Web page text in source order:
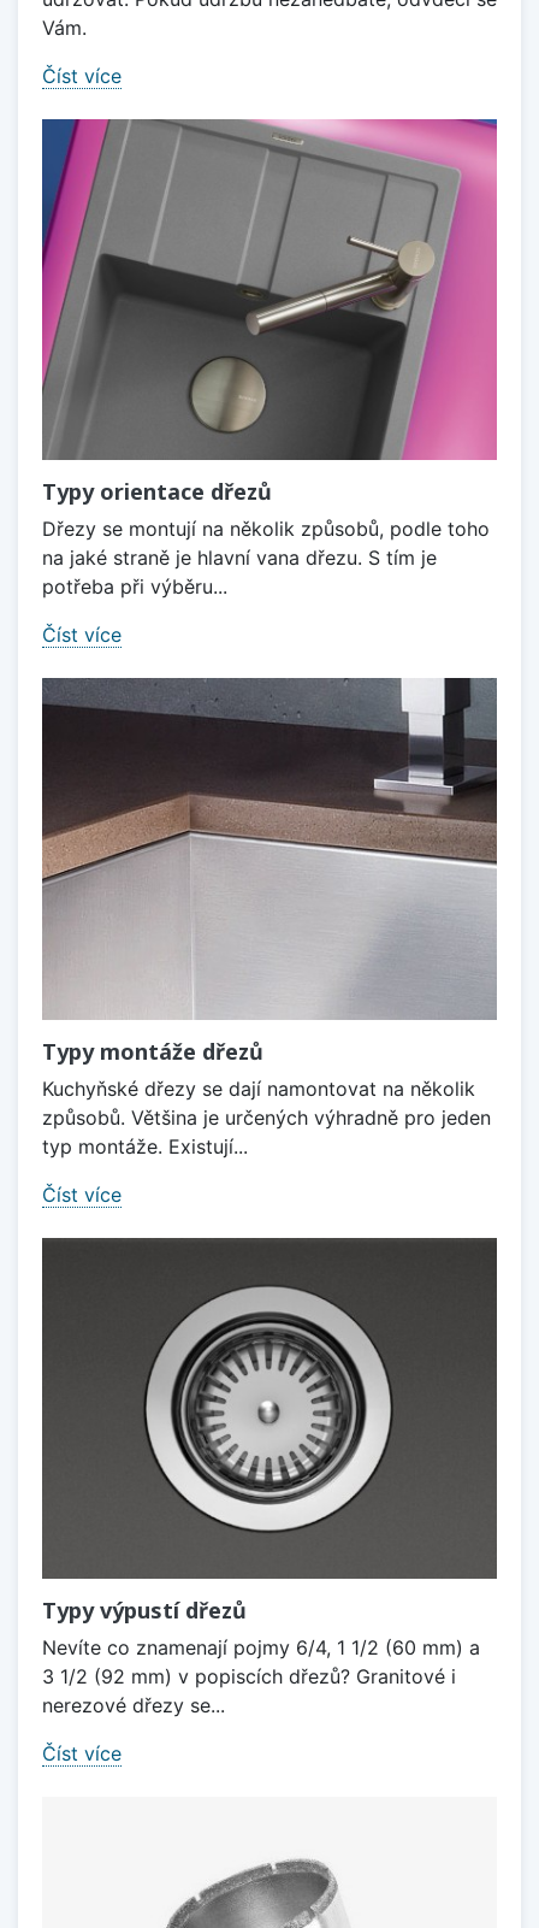
Vám.
Číst více
Typy orientace dřezů
Dřezy se montují na několik způsobů, podle toho
na jaké straně je hlavní vana dřezu. S tím je
potřeba při výběru...
Číst více
Typy montáže dřezů
Kuchyňské dřezy se dají namontovat na několik
způsobů. Většina je určených výhradně pro jeden
typ montáže. Existují...
Číst více
Typy výpustí dřezů
Nevíte co znamenají pojmy 6/4, 1 1/2 (60 mm) a
3 1/2 (92 mm) v popiscích dřezů? Granitové i
nerezové dřezy se...
Číst více